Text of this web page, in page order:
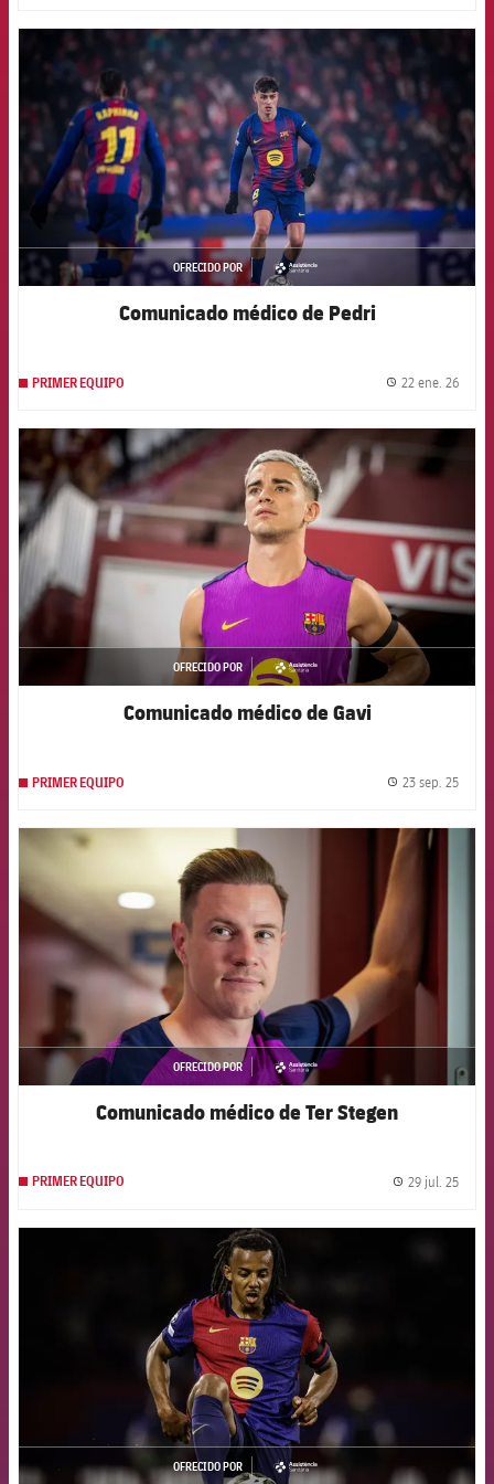
FCB Barcelona badge
OFRECIDO POR
asistencia
Comunicado médico de Pedri
PRIMER EQUIPO 22 ene. 26
FCB Barcelona badge
OFRECIDO POR
asistencia
Comunicado médico de Gavi
PRIMER EQUIPO 23 sep. 25
OFRECIDO POR
asistencia
Comunicado médico de Ter Stegen
PRIMER EQUIPO 29 jul. 25
FCB Barcelona badge
OFRECIDO POR
asistencia